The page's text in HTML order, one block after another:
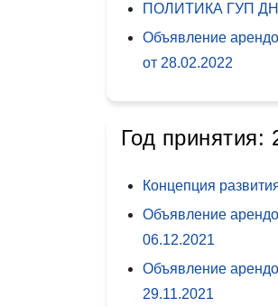
ПОЛИТИКА ГУП
Объявление
от 28.02.2022
Год принятия:
Концепция
Объявление
06.12.2021
Объявление
29.11.2021